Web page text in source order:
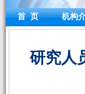
首 页 机构
研究人